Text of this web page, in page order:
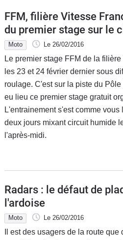
FFM, filière Vitesse
du premier stage sur le
(30)
Moto Le 26/02/2016
Le premier stage FFM de la
les 23 et 24 février dernier sous
roulage. C'est sur la piste du
eu lieu ce premier stage gratuit
L'entrainement s'est comme
deux jours mixant circuit humide
l'après-midi.
Radars : le défaut de
l'ardoise
Moto Le 26/02/2016
Il est des usagers de la route que